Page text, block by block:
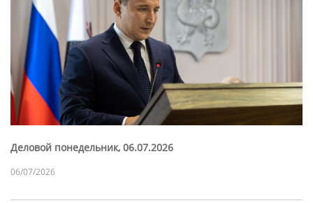
Деловой понедельник, 06.07.2026
06/07/2026